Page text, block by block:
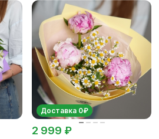
Доставка 0₽
2 999 ₽